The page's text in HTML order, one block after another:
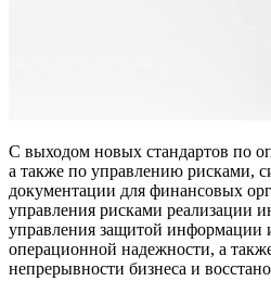
С выходом новых стандартов по
а также по управлению рисками,
документации для финансовых
управления рисками реализации
управления защитой информации
операционной надежности, а
непрерывности бизнеса и